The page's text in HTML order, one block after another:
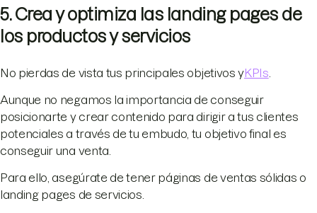
5. Crea y optimiza las landing pages de
los productos y servicios
No pierdas de vista tus principales objetivos yKPIs
Aunque no negamos la importancia de conseguir
posicionarte y crear contenido para dirigir a tus clientes
potenciales a través de tu embudo, tu objetivo final es
conseguir una venta.
Para ello, asegúrate de tener páginas de ventas sólidas o
landing pages de servicios.